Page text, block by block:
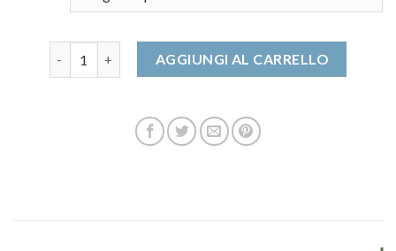
scarpe on quantitàAGGIUNGI AL CARRELLO